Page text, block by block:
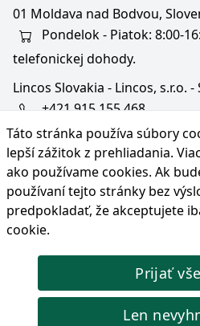
Táto stránka používa súbory
lepší zážitok z prehliadania.
ako používame cookies. Ak
používaní tejto stránky bez
predpokladať, že akceptujete
cookie.
Prijať
Len
01 Moldava nad Bodvou,
Pondelok - Piatok: 8:00-
telefonickej dohody.
Lincos Slovakia - Lincos, s.r.o. -
+421 915 155 468
+36/30 343 6714
bratislava@lincos.sk
Lincos s.r.o., Rustaveliho
Rača, Slovensko
Iba sídlo firmy
© Copyright 2026 Lincos